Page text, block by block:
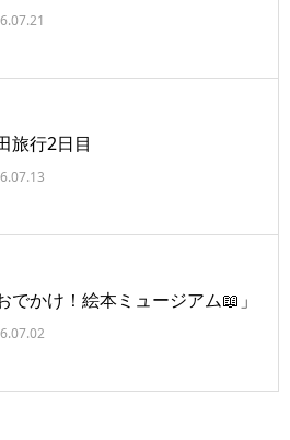
旅行2日目
でかけ！絵本ミュージアム📖」